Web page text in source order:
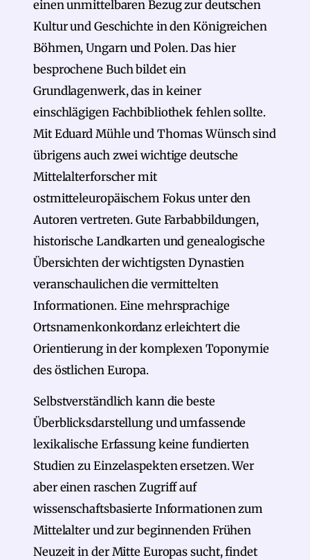
einen unmittelbaren Bezug zur deutschen
Kultur und Geschichte in den Königreichen
Böhmen, Ungarn und Polen. Das hier
besprochene Buch bildet ein
Grundlagenwerk, das in keiner
einschlägigen Fachbibliothek fehlen sollte.
Mit Eduard Mühle und Thomas Wünsch sind
übrigens auch zwei wichtige deutsche
Mittelalterforscher mit
ostmitteleuropäischem Fokus unter den
Autoren vertreten. Gute Farbabbildungen,
historische Landkarten und genealogische
Übersichten der wichtigsten Dynastien
veranschaulichen die vermittelten
Informationen. Eine mehrsprachige
Ortsnamenkonkordanz erleichtert die
Orientierung in der komplexen Toponymie
des östlichen Europa.
Selbstverständlich kann die beste
Überblicksdarstellung und umfassende
lexikalische Erfassung keine fundierten
Studien zu Einzelaspekten ersetzen. Wer
aber einen raschen Zugriff auf
wissenschaftsbasierte Informationen zum
Mittelalter und zur beginnenden Frühen
Neuzeit in der Mitte Europas sucht, findet